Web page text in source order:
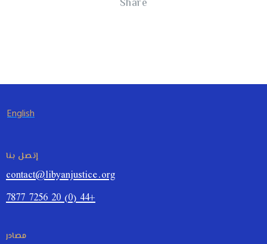
Share
English
إتصل بنا
contact@libyanjustice.org
+44 (0) 20 7256 7877
مصادر